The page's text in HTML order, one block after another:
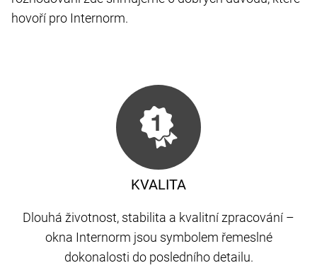
hovoří pro Internorm.
KVALITA
Dlouhá životnost, stabilita a kvalitní zpracování –
okna Internorm jsou symbolem řemeslné
dokonalosti do posledního detailu.